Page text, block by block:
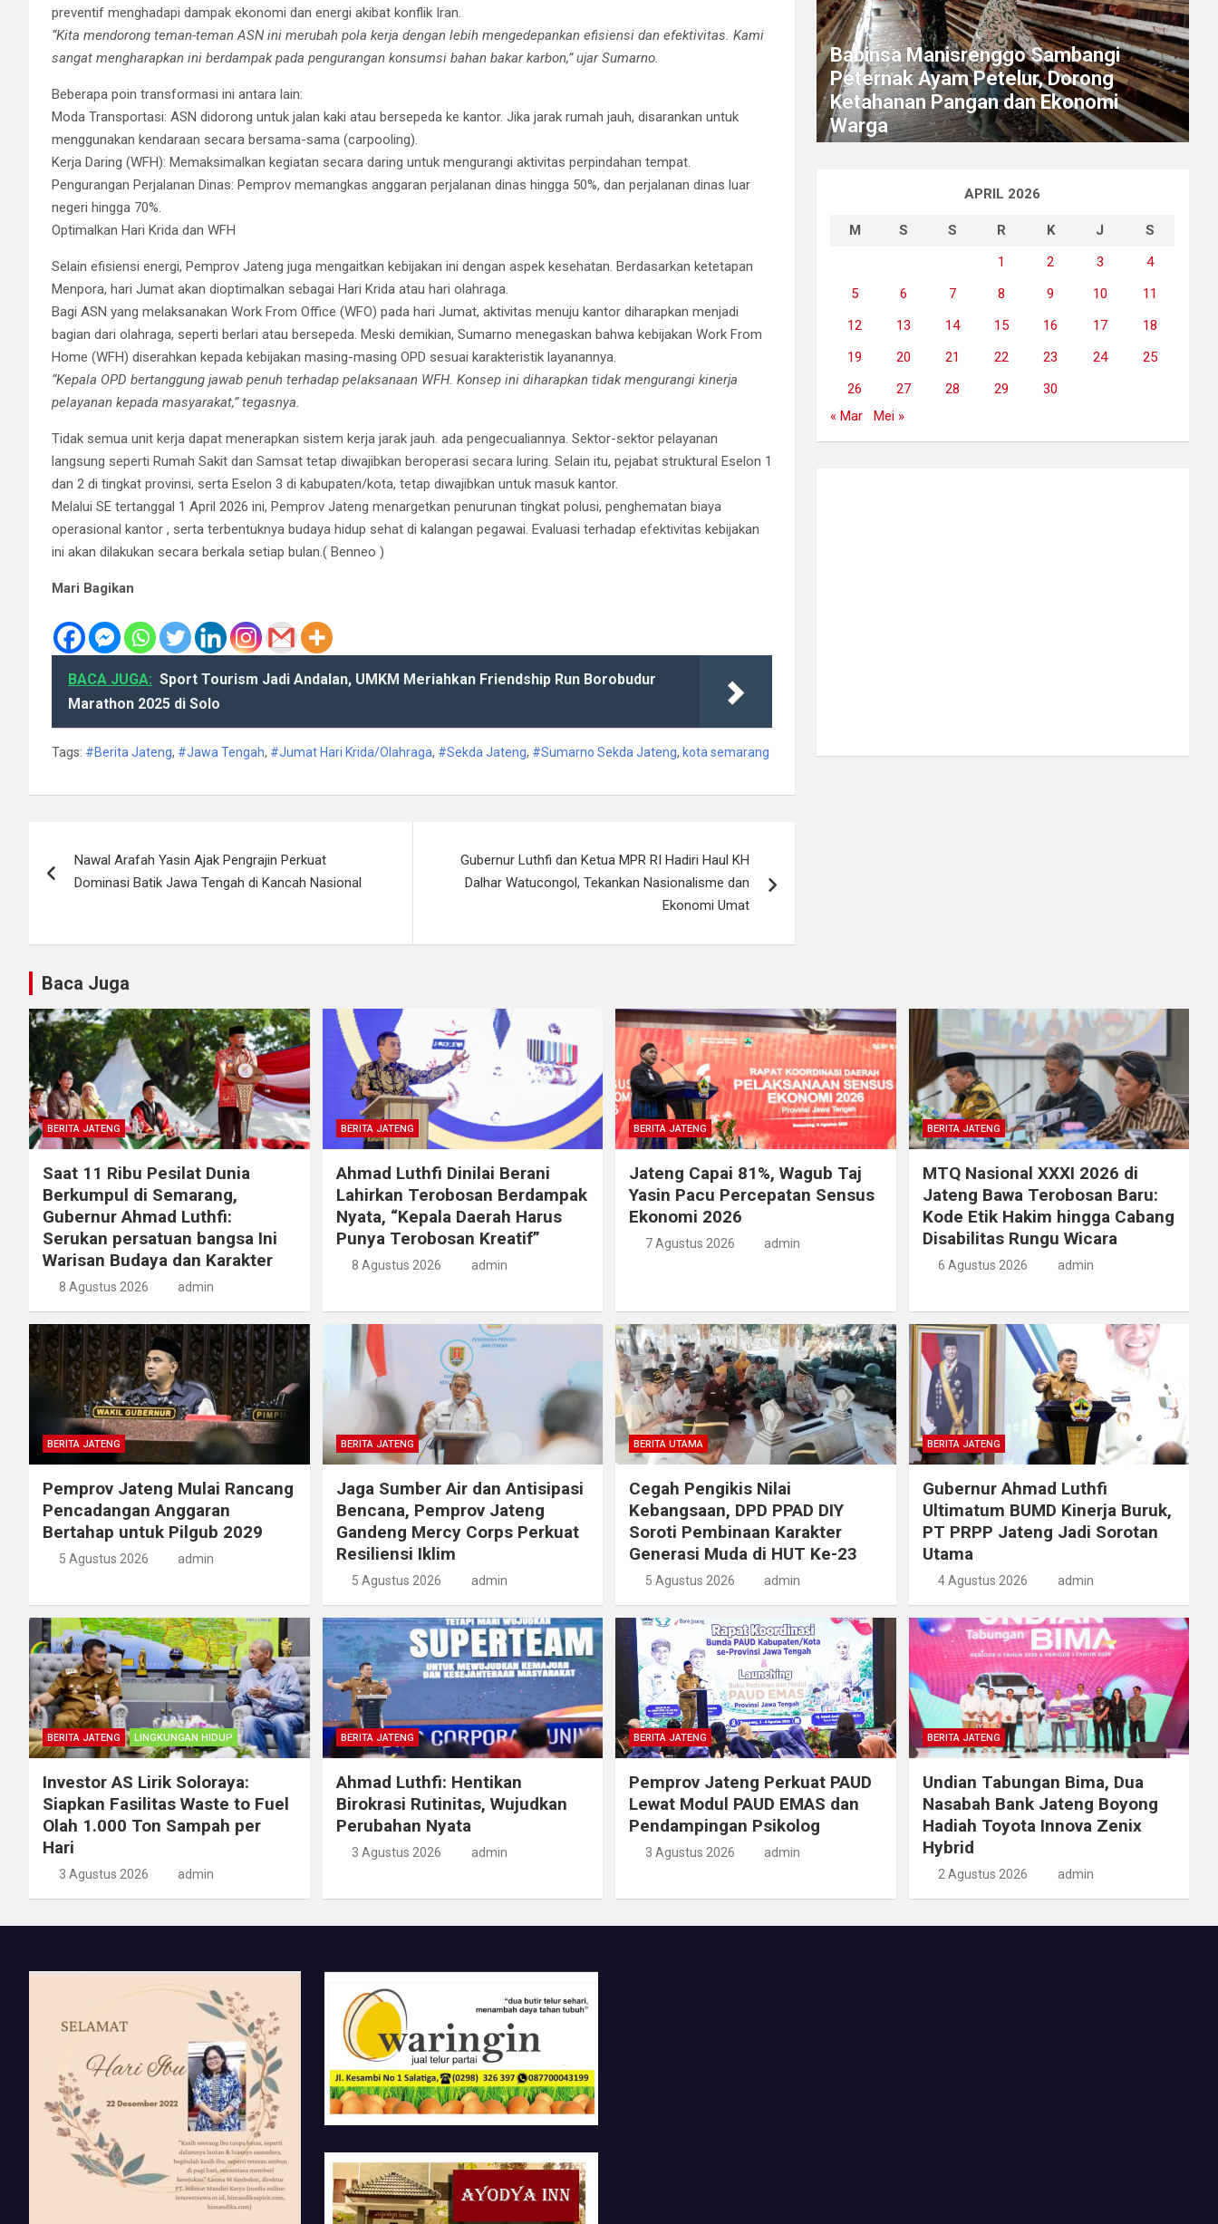
preventif menghadapi dampak ekonomi dan energi akibat konflik Iran.
“Kita mendorong teman-teman ASN ini merubah pola kerja dengan lebih mengedepankan efisiensi dan efektivitas. Kami
sangat mengharapkan ini berdampak pada pengurangan konsumsi bahan bakar karbon,” ujar Sumarno.
​Beberapa poin transformasi ini antara lain:
​Moda Transportasi: ASN didorong untuk jalan kaki atau bersepeda ke kantor. Jika jarak rumah jauh, disarankan untuk
menggunakan kendaraan secara bersama-sama (carpooling).
​Kerja Daring (WFH): Memaksimalkan kegiatan secara daring untuk mengurangi aktivitas perpindahan tempat.
​Pengurangan Perjalanan Dinas: Pemprov memangkas anggaran perjalanan dinas hingga 50%, dan perjalanan dinas luar
negeri hingga 70%.
​Optimalkan Hari Krida dan WFH
​Selain efisiensi energi, Pemprov Jateng juga mengaitkan kebijakan ini dengan aspek kesehatan. Berdasarkan ketetapan
Menpora, hari Jumat akan dioptimalkan sebagai Hari Krida atau hari olahraga.
​Bagi ASN yang melaksanakan Work From Office (WFO) pada hari Jumat, aktivitas menuju kantor diharapkan menjadi
bagian dari olahraga, seperti berlari atau bersepeda. Meski demikian, Sumarno menegaskan bahwa kebijakan Work From
Home (WFH) diserahkan kepada kebijakan masing-masing OPD sesuai karakteristik layanannya.
“Kepala OPD bertanggung jawab penuh terhadap pelaksanaan WFH. Konsep ini diharapkan tidak mengurangi kinerja
pelayanan kepada masyarakat,” tegasnya.
​Tidak semua unit kerja dapat menerapkan sistem kerja jarak jauh. ada pengecualiannya. Sektor-sektor pelayanan
langsung seperti Rumah Sakit dan Samsat tetap diwajibkan beroperasi secara luring. Selain itu, pejabat struktural Eselon 1
dan 2 di tingkat provinsi, serta Eselon 3 di kabupaten/kota, tetap diwajibkan untuk masuk kantor.
​Melalui SE tertanggal 1 April 2026 ini, Pemprov Jateng menargetkan penurunan tingkat polusi, penghematan biaya
operasional kantor , serta terbentuknya budaya hidup sehat di kalangan pegawai. Evaluasi terhadap efektivitas kebijakan
ini akan dilakukan secara berkala setiap bulan.( Benneo )
Mari Bagikan
BACA JUGA: Sport Tourism Jadi Andalan, UMKM Meriahkan Friendship Run Borobudur
Marathon 2025 di Solo
Tags: #Berita Jateng, #Jawa Tengah, #Jumat Hari Krida/Olahraga, #Sekda Jateng, #Sumarno Sekda Jateng, kota semarang
posNawal Arafah Yasin Ajak Pengrajin Perkuat
Dominasi Batik Jawa Tengah di Kancah Nasional
Gubernur Luthfi dan Ketua MPR RI Hadiri Haul KH
Dalhar Watucongol, Tekankan Nasionalisme dan
Ekonomi Umat
Babinsa Manisrenggo Sambangi
Peternak Ayam Petelur, Dorong
Ketahanan Pangan dan Ekonomi
Warga
APRIL 2026
M S S R K J
S
1
2 3
4
5
6 7 8 9 10
11
12
13 14 15 16 17
18
19
20 21 22 23 24
25
26
27 28 29
30
« Mar
Mei »
Baca Juga
BERITA JATENG
Saat 11 Ribu Pesilat Dunia
Berkumpul di Semarang,
Gubernur Ahmad Luthfi:
Serukan persatuan bangsa Ini
Warisan Budaya dan Karakter
8 Agustus 2026 admin
BERITA JATENG
Ahmad Luthfi Dinilai Berani
Lahirkan Terobosan Berdampak
Nyata, “Kepala Daerah Harus
Punya Terobosan Kreatif”
8 Agustus 2026 admin
BERITA JATENG
Jateng Capai 81%, Wagub Taj
Yasin Pacu Percepatan Sensus
Ekonomi 2026
7 Agustus 2026 admin
BERITA JATENG
MTQ Nasional XXXI 2026 di
Jateng Bawa Terobosan Baru:
Kode Etik Hakim hingga Cabang
Disabilitas Rungu Wicara
6 Agustus 2026 admin
BERITA JATENG
Pemprov Jateng Mulai Rancang
Pencadangan Anggaran
Bertahap untuk Pilgub 2029
5 Agustus 2026 admin
BERITA JATENG
Jaga Sumber Air dan Antisipasi
Bencana, Pemprov Jateng
Gandeng Mercy Corps Perkuat
Resiliensi Iklim
5 Agustus 2026 admin
BERITA UTAMA
Cegah Pengikis Nilai
Kebangsaan, DPD PPAD DIY
Soroti Pembinaan Karakter
Generasi Muda di HUT Ke-23
5 Agustus 2026 admin
BERITA JATENG
Gubernur Ahmad Luthfi
Ultimatum BUMD Kinerja Buruk,
PT PRPP Jateng Jadi Sorotan
Utama
4 Agustus 2026 admin
BERITA JATENG LINGKUNGAN HIDUP
Investor AS Lirik Soloraya:
Siapkan Fasilitas Waste to Fuel
Olah 1.000 Ton Sampah per
Hari
3 Agustus 2026 admin
BERITA JATENG
Ahmad Luthfi: Hentikan
Birokrasi Rutinitas, Wujudkan
Perubahan Nyata
3 Agustus 2026 admin
BERITA JATENG
Pemprov Jateng Perkuat PAUD
Lewat Modul PAUD EMAS dan
Pendampingan Psikolog
3 Agustus 2026 admin
BERITA JATENG
Undian Tabungan Bima, Dua
Nasabah Bank Jateng Boyong
Hadiah Toyota Innova Zenix
Hybrid
2 Agustus 2026 admin